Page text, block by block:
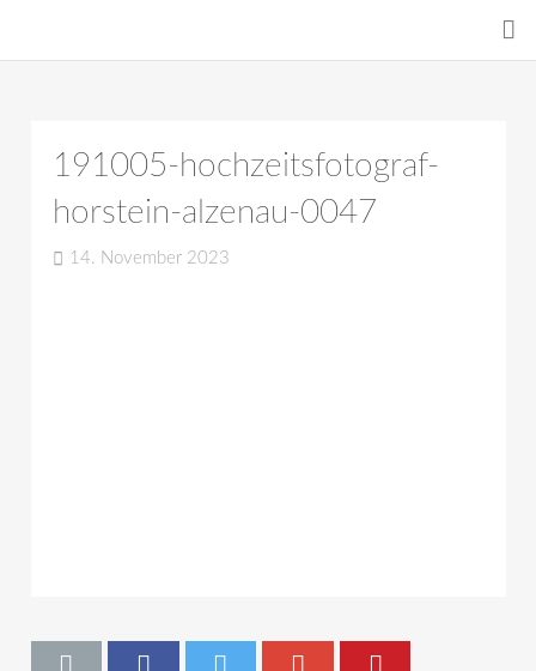
191005-hochzeitsfotograf-
horstein-alzenau-0047
14. November 2023